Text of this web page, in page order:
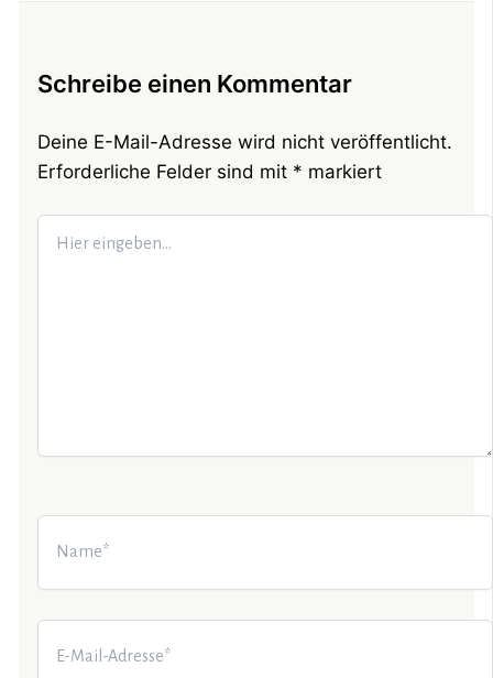
Schreibe einen Kommentar
Deine E-Mail-Adresse wird nicht veröffentlicht.
Erforderliche Felder sind mit * markiert
eingeben…
Name*
E-
Mail-